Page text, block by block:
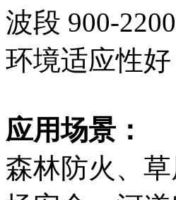
波段 900-
环境适应性好
应用场景：
森林防火、